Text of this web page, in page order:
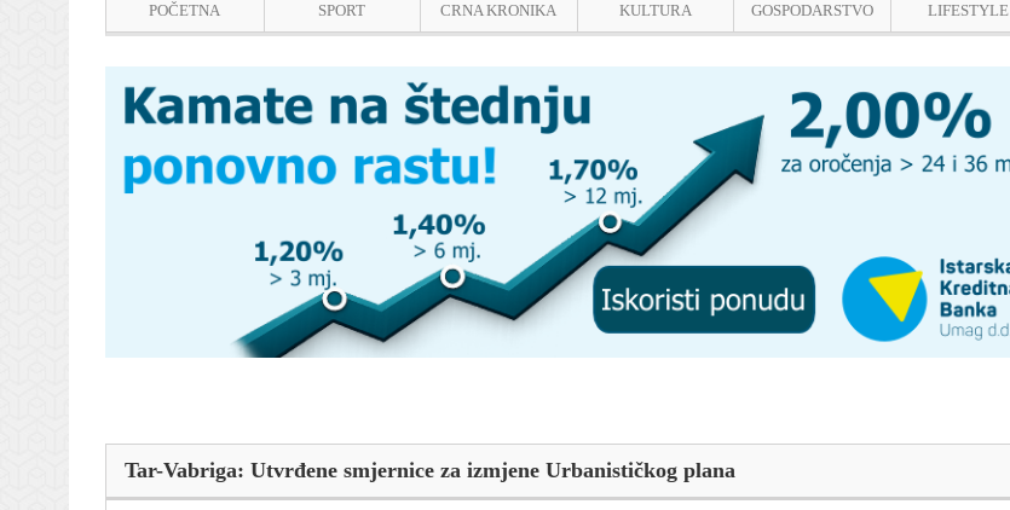
POČETNA SPORT CRNA KRONIKA KULTURA GOSPODARSTVO LIFESTYLE
Tar-Vabriga: Utvrđene smjernice za izmjene Urbanističkog plana